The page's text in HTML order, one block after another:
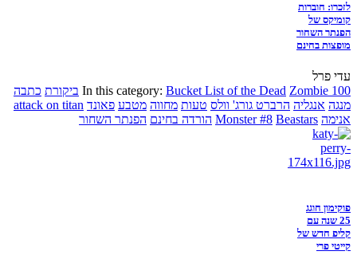
לזכרו: חוברות
קומיקס של
הפנתר השחור
מופצות בחינם
עדי פרל
In this category: Bucket List of the Dead Zombie 100 ביקורת כתבה
מנגה אנגליה הרברט גורג' וולס טעות מחווה מטבע פאונד attack on titan
אנימה
Monster #8 Beastars הורדה בחינם הפנתר השחור
פוקימון חוגג
25 שנה עם
קליפ חדש של
קייטי פרי